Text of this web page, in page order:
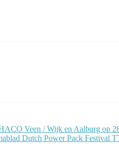
Veen / Wijk en Aalburg op
Dutch Power Pack Festival